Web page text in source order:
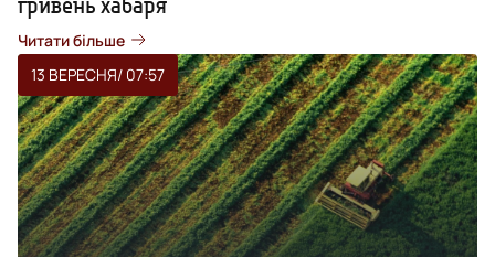
Читати більше
13 ВЕРЕСНЯ/ 07:57